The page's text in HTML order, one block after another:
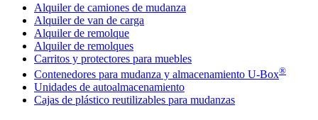
Alquiler de camiones de mudanza
Alquiler de van de carga
Alquiler de remolque
Alquiler de remolques
Carritos y protectores para muebles
Contenedores para mudanza y almacenamiento U-Box®
Unidades de autoalmacenamiento
Cajas de plástico reutilizables para mudanzas